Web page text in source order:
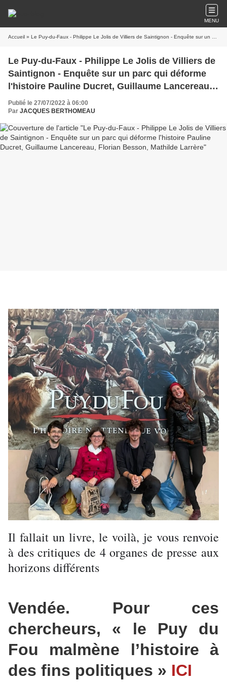
MENU
Accueil » Le Puy-du-Faux - Philippe Le Jolis de Villiers de Saintignon - Enquête sur un parc qui déforme l'histoire Pauline Ducret, Guillaume Lancereau, Florian Besson, Mathilde Larrère
Le Puy-du-Faux - Philippe Le Jolis de Villiers de
Saintignon - Enquête sur un parc qui déforme
l'histoire Pauline Ducret, Guillaume Lancereau,
Florian Besson, Mathilde Larrère
Publié le 27/07/2022 à 06:00
Par JACQUES BERTHOMEAU
Il fallait un livre, le voilà, je vous renvoie
à des critiques de 4 organes de presse aux
horizons différents
Vendée. Pour ces
chercheurs, « le Puy du
Fou malmène l’histoire à
des fins politiques » ICI